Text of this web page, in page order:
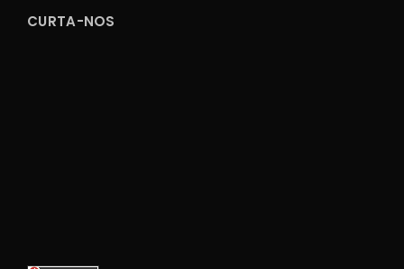
CURTA-NOS